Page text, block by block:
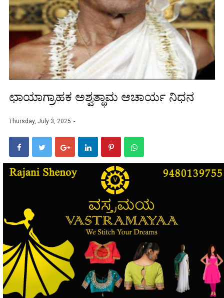
ಛಾಯಾಗ್ರಾಹಕ ಅಶ್ವತ್ಥಾಮ ಆಚಾರ್ಯ ನಿಧನ
Thursday, July 3, 2025